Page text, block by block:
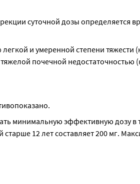
суточной дозы определяется
и умеренной степени тяжести
почечной недостаточностью
минимальную эффективную дозу в
12 лет составляет 200 мг.